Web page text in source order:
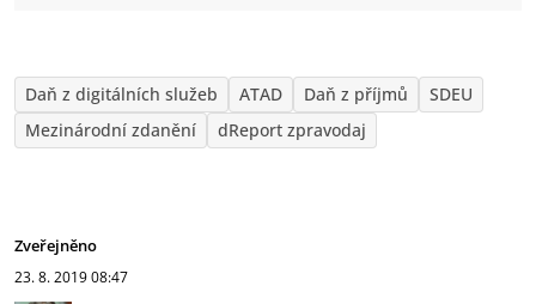
Daň z digitálních služeb ATAD Daň z příjmů
SDEU
Mezinárodní zdanění
dReport zpravodaj
Zveřejněno
23. 8. 201908:47